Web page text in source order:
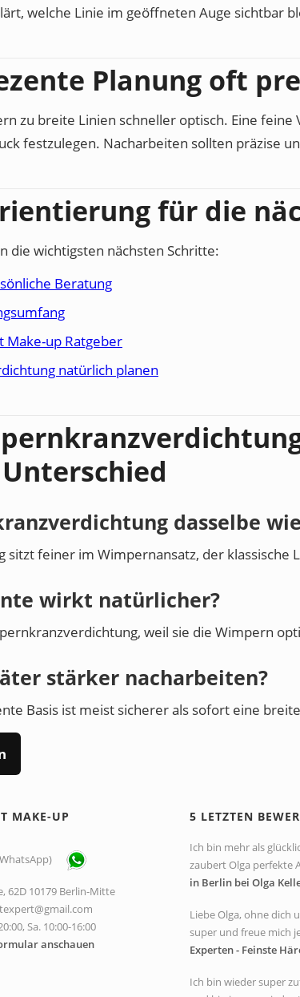
welche Linie im geöffneten Auge sichtbar
Planung oft
zu breite Linien schneller optisch. Eine
festzulegen. Nacharbeiten sollten präzise
für die
die wichtigsten nächsten Schritte:
Beratung
Make-up Ratgeber
natürlich planen
dasselbe
sitzt feiner im Wimpernansatz, der klassische
wirkt natürlicher?
weil sie die Wimpern
stärker nacharbeiten?
Basis ist meist sicherer als sofort eine
MAKE-UP
62D 10179 Berlin-Mitte
Sa. 10:00-16:00
anschauen
5 LETZTEN
Ich bin mehr als
zaubert Olga perfekte
in Berlin bei Olga
Liebe Olga, ohne dich
super und freue mich
Experten - Feinste
Ich bin wieder super